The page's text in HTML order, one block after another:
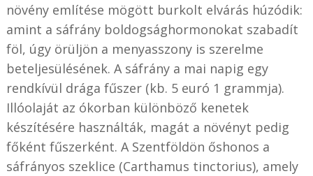
növény említése mögött burkolt elvárás húzódik:
amint a sáfrány boldogsághormonokat szabadít
föl, úgy örüljön a menyasszony is szerelme
beteljesülésének. A sáfrány a mai napig egy
rendkívül drága fűszer (kb. 5 euró 1 grammja).
Illóolaját az ókorban különböző kenetek
készítésére használták, magát a növényt pedig
főként fűszerként. A Szentföldön őshonos a
sáfrányos szeklice (Carthamus tinctorius), amely